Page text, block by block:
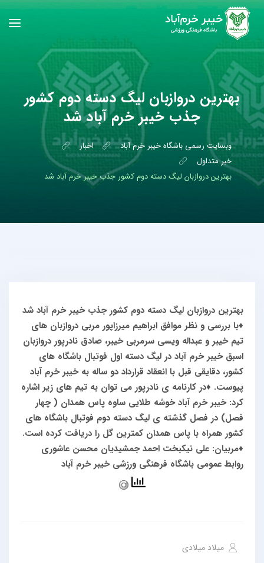
بهترین دروازبان لیگ دسته دوم کشور
جذب خیبر خرم آباد شد
وبسایت رسمی باشگاه خیبر خرم آباد
اخبار
خبر متداول
بهترین دروازبان لیگ دسته دوم کشور جذب خیبر خرم آباد شد
بهترین دروازبان لیگ دسته دوم کشور جذب خیبر خرم آباد شد
♦️با بررسی و نظر موافق ابراهیم میرزاپور مربی دروازبان های
تیم خیبر و عبداله ویسی سرمربی خیبر، صادق نادرپور دروازبان
اسبق خیبر خرم آباد در لیگ دسته اول فوتبال باشگاه های
کشور، دقایقی قبل با انعقاد قرارداد دو ساله به خیبر خرم آباد
پیوست. ♦️در کارنامه ی نادرپور می توان به تیم های زیر اشاره
کرد: خیبر خرم آباد خوشه طلایی ساوه پاس همدان ( چهار
فصل) در فصل گذشته ی لیگ دسته دوم فوتبال باشگاه های
کشور همراه با پاس همدان کمترین گل را دریافت کرده است.
♦️مربیان: علی نیکبخت احمد جمشیدیان محسن عاشوری
روابط عمومی باشگاه فرهنگی ورزشی خیبر خرم آباد
میلاد میلادی